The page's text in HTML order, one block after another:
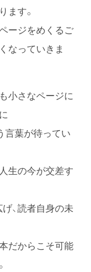
ます。
ージをめくるご
なっていきま
小さなページに
言葉が待ってい
生の今が交差す
、読者自身の未
だからこそ可能